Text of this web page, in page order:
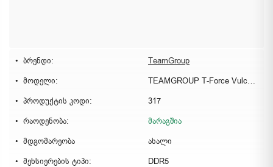
ბრენდი:
TeamGroup
მოდელი:
TEAMGROUP T-Force Vulcan DDR5 32GB (2x16GB) 5600MHz
პროდუქტის კოდი:
317
რაოდენობა:
მარაგშია
მდგომარეობა
ახალი
მეხსიერების ტიპი:
DDR5